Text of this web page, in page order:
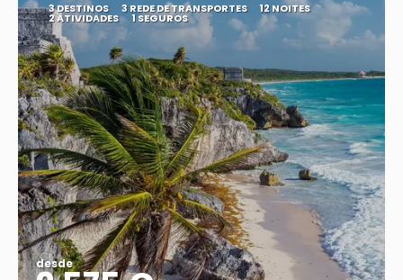
3 DESTINOS 3 REDE DE TRANSPORTES 12 NOITES
2 ATIVIDADES 1 SEGUROS
desde